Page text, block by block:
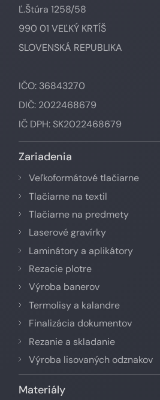
Ľ.Štúra 1258/58
990 01 VEĽKÝ KRTÍŠ
SLOVENSKÁ REPUBLIKA
IČO: 36843270
DIČ: 2022468679
IČ DPH: SK2022468679
Zariadenia
Veľkoformátové tlačiarne
Tlačiarne na textil
Tlačiarne na predmety
Laserové gravírky
Laminátory a aplikátory
Rezacie plotre
Výroba banerov
Termolisy a kalandre
Finalizácia dokumentov
Rezanie a skladanie
Výroba lisovaných odznakov
Materiály